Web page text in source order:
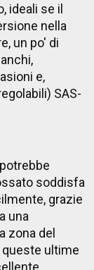
ideali se il
nella
un po' di
e,
SAS-
soddisfa
grazie
una
zona del
queste ultime